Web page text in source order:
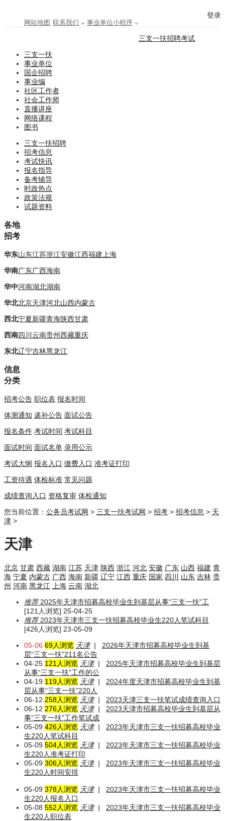
网站地图 联系我们 事业单位小程序
登录
三支一扶招聘考试
三支一扶
事业单位
国企招聘
事业编
社区工作者
社会工作师
直播讲座
网络课程
图书
三支一扶招聘
招考信息
考试快讯
报名指导
备考辅导
时政热点
政策法规
试题资料
各地
招考
华东山东江苏浙江安徽江西福建 上海
华南广东广西海南
华中河南湖北湖南
华北北京天津河北山西内蒙古
西北宁夏新疆青海陕西甘肃
西南四川 云南贵州西藏重庆
东北辽宁吉林黑龙江
信息
分类
招考公告 职位表 报名时间
体测通知 递补公告 面试公告
报名条件 考试时间 考试科目
面试时间 面试名单 录用公示
考试大纲 报名入口 缴费入口 准考证打印
工资待遇 体检标准 常见问题
成绩查询入口 资格复审 体检通知
您当前位置： 公务员考试网 > 三支一扶考试网 > 招考 > 招考信息 > 天
津 >
天津
北京 甘肃 西藏 湖南 江苏 天津 陕西 浙江 河北 安徽 广东 山西 福建 青
海 宁夏 内蒙古 广西 海南 新疆 辽宁 江西 重庆 国家 四川 山东 吉林 贵
州 河南 黑龙江 上海 云南 湖北
推荐2025年天津市招募高校毕业生到基层从事“三支一扶”工
[121人浏览] 25-04-25
推荐2023年天津市三支一扶招募高校毕业生220人笔试科目
[426人浏览] 23-05-09
05-06 69人浏览 天津|
2026年天津市招募高校毕业生到基
层“三支一扶”211名公告
04-25 121人浏览 天津|
2025年天津市招募高校毕业生到基层
从事“三支一扶”工作的公
04-19 119人浏览 天津|
2024年度天津市招募高校毕业生到基
层从事“三支一扶”220人
06-12 258人浏览 天津|
2023天津三支一扶笔试成绩查询入口
06-12 276人浏览 天津|
2023天津市招募高校毕业生到基层从
事“三支一扶”工作笔试成
05-09 426人浏览 天津|
2023年天津市三支一扶招募高校毕业
生220人笔试科目
05-09 504人浏览 天津|
2023年天津市三支一扶招募高校毕业
生220人准考证打印
05-09 306人浏览 天津|
2023年天津市三支一扶招募高校毕业
生220人时间安排
05-09 378人浏览 天津|
2023年天津市三支一扶招募高校毕业
生220人报名入口
05-08 552人浏览 天津|
2023年天津市三支一扶招募高校毕业
生220人职位表